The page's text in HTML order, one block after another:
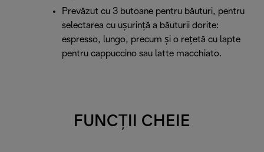
Prevăzut cu 3 butoane pentru băuturi, pentru
selectarea cu ușurință a băuturii dorite:
espresso, lungo, precum și o rețetă cu lapte
pentru cappuccino sau latte macchiato.
FUNCȚII CHEIE